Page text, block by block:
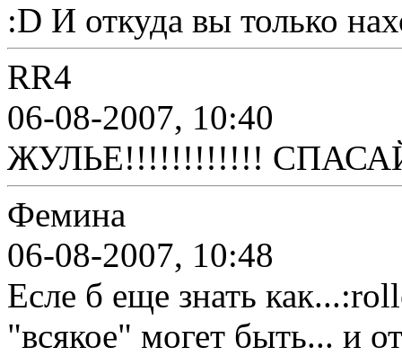
:D И откуда вы только
RR4
06-08-2007, 10:40
ЖУЛЬЕ!!!!!!!!!!!!
Фемина
06-08-2007, 10:48
Есле б еще знать
"всякое" могет быть... и